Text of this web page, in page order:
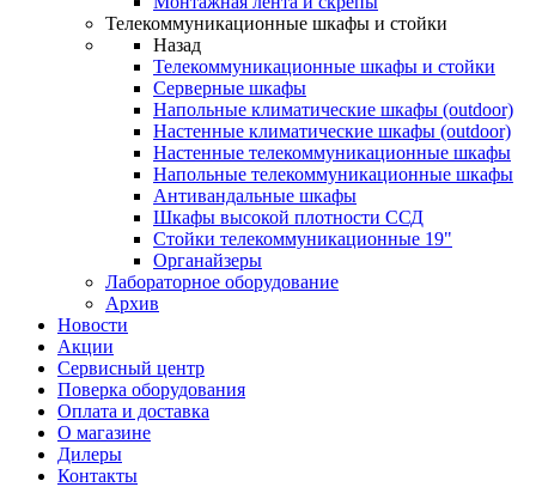
Телекоммуникационные шкафы и стойки
Назад
Телекоммуникационные шкафы и стойки
Серверные шкафы
Напольные климатические шкафы (outdoor)
Настенные климатические шкафы (outdoor)
Настенные телекоммуникационные шкафы
Напольные телекоммуникационные шкафы
Антивандальные шкафы
Шкафы высокой плотности ССД
Стойки телекоммуникационные 19"
Органайзеры
Лабораторное оборудование
Архив
Новости
Акции
Сервисный центр
Поверка оборудования
Оплата и доставка
О магазине
Дилеры
Контакты